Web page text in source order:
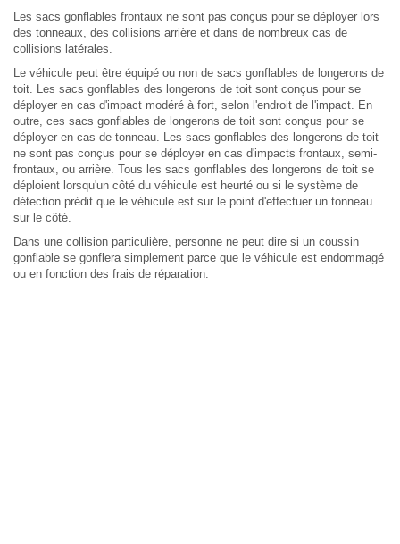
Les sacs gonflables frontaux ne sont pas conçus pour se déployer lors
des tonneaux, des collisions arrière et dans de nombreux cas de
collisions latérales.
Le véhicule peut être équipé ou non de sacs gonflables de longerons de
toit. Les sacs gonflables des longerons de toit sont conçus pour se
déployer en cas d'impact modéré à fort, selon l'endroit de l'impact. En
outre, ces sacs gonflables de longerons de toit sont conçus pour se
déployer en cas de tonneau. Les sacs gonflables des longerons de toit
ne sont pas conçus pour se déployer en cas d'impacts frontaux, semi-
frontaux, ou arrière. Tous les sacs gonflables des longerons de toit se
déploient lorsqu'un côté du véhicule est heurté ou si le système de
détection prédit que le véhicule est sur le point d'effectuer un tonneau
sur le côté.
Dans une collision particulière, personne ne peut dire si un coussin
gonflable se gonflera simplement parce que le véhicule est endommagé
ou en fonction des frais de réparation.